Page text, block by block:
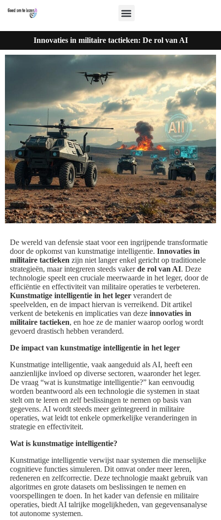
Innovaties in militaire tactieken: De rol van AI
De wereld van defensie staat voor een ingrijpende transformatie
door de opkomst van kunstmatige intelligentie. Innovaties in
militaire tactieken zijn niet langer enkel gericht op traditionele
strategieën, maar integreren steeds vakerde rol van AI. Deze
technologie speelt een cruciale meerwaarde in het leger, door de
efficiëntie en effectiviteit van militaire operaties te verbeteren.
Kunstmatige intelligentie in het leger verandert de
speelvelden, en de impact hiervan is verreikend. Dit artikel
verkent de betekenis en implicaties van deze innovaties in
militaire tactieken, en hoe ze de manier waarop oorlog wordt
gevoerd drastisch hebben veranderd.
De impact van kunstmatige intelligentie in het leger
Kunstmatige intelligentie, vaak aangeduid als AI, heeft een
aanzienlijke invloed op diverse sectoren, waaronder het leger.
De vraag “wat is kunstmatige intelligentie?” kan eenvoudig
worden beantwoord als een technologie die systemen in staat
stelt om te leren en zelf beslissingen te nemen op basis van
gegevens. AI wordt steeds meer geïntegreerd in militaire
operaties, wat leidt tot enkele opmerkelijke veranderingen in
strategie en effectiviteit.
Wat is kunstmatige intelligentie?
Kunstmatige intelligentie verwijst naar systemen die menselijke
cognitieve functies simuleren. Dit omvat onder meer leren,
redeneren en zelfcorrectie. Deze technologie maakt gebruik van
algoritmes en grote datasets om beslissingen te nemen en
voorspellingen te doen. In het kader van defensie en militaire
operaties, biedt AI talrijke mogelijkheden, van gegevensanalyse
tot autonome systemen.